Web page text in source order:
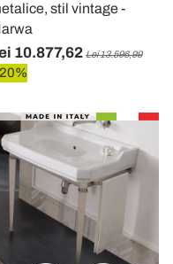
dei dati web,
combinarle
loro o che hanno
stil vintage -
10.877,62 Lei 13.596,99